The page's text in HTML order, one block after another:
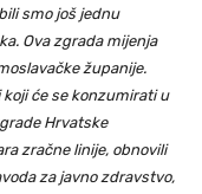
smo još jednu
Ova zgrada mijenja
županije.
će se konzumirati u
Hrvatske
zračne linije, obnovili
za javno zdravstvo,